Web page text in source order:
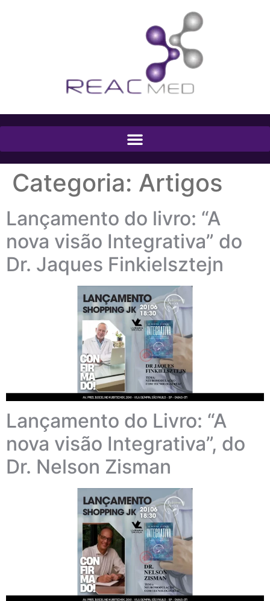
Categoria: Artigos
Lançamento do livro: “A
nova visão Integrativa” do
Dr. Jaques Finkielsztejn
Lançamento do Livro: “A
nova visão Integrativa”, do
Dr. Nelson Zisman